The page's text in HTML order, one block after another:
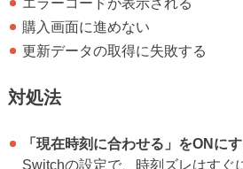
購入画面に進めない
更新データの取得に失敗する
対処法
「現在時刻に合わせる」をONに
Switchの設定で、時刻ズレはすぐ